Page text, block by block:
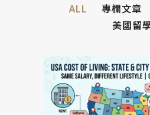
ALL 專欄文章
美國留